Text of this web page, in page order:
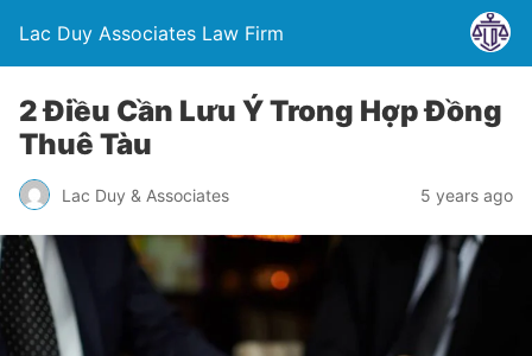
Lac Duy Associates Law Firm
2 Điều Cần Lưu Ý Trong Hợp Đồng
Thuê Tàu
Lac Duy & Associates 5 years ago